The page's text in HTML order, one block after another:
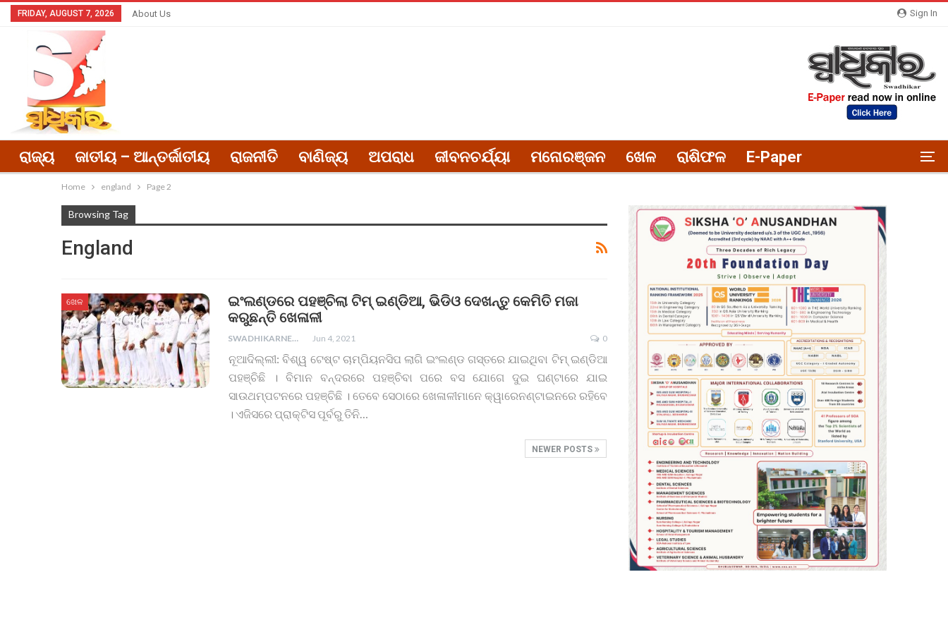
Sign In
FRIDAY, AUGUST 7, 2026 About Us
ରାଜ୍ୟ ଜାତୀୟ – ଆନ୍ତର୍ଜାତୀୟ ରାଜନୀତି ବାଣିଜ୍ୟ ଅପରାଧ ଜୀବନଚର୍ଯ୍ୟା ମନୋରଞ୍ଜନ ଖେଳ ରାଶିଫଳ E-Paper
Home england Page 2
Browsing Tag
England
ଖେଳ
ଇଂଲଣ୍ଡରେ ପହଞ୍ଚିଲା ଟିମ୍ ଇଣ୍ଡିଆ, ଭିଡିଓ ଦେଖନ୍ତୁ କେମିତି ମଜା
କରୁଛନ୍ତି ଖେଳାଳୀ
SWADHIKARNEWS Jun 4, 2021 0
ନୂଆଦିଲ୍ଲୀ: ବିଶ୍ୱ ଟେଷ୍ଟ ଚାମ୍ପିୟନସିପ ଲାଗି ଇଂଲଣ୍ଡ ଗସ୍ତରେ ଯାଇଥିବା ଟିମ୍ ଇଣ୍ଡିଆ
ପହଞ୍ଚିଛି । ବିମାନ ବନ୍ଦରରେ ପହଞ୍ଚିବା ପରେ ବସ ଯୋଗେ ଦୁଇ ଘଣ୍ଟାରେ ଯାଇ
ସାଉଥମ୍ପଟନରେ ପହଞ୍ଚିଛି । ତେବେ ସେଠାରେ ଖେଳାଳୀମାନେ କ୍ୱାରେନଣ୍ଟାଇନରେ ରହିବେ
। ଏଜିସରେ ପ୍ରାକ୍ଟିସ ପୂର୍ବରୁ ତିନି…
NEWER POSTS